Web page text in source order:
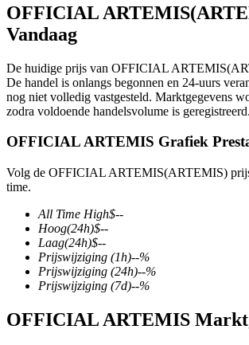
USDT-futures
Futures met USDT als onderpand
Cryptocurrency-futures
TradFi
OFFICIAL
Vandaag
De huidige prijs van OFFICIAL
De handel is onlangs begonnen en 24-uurs
nog niet volledig vastgesteld. Marktgegevens
zodra voldoende handelsvolume is geregistreerd.
OFFICIAL ARTEMIS Grafiek
Volg de OFFICIAL ARTEMIS(ARTEMIS)
time.
All Time High$--
Hoog(24h)$--
Laag(24h)$--
Prijswijziging (1h)--%
Prijswijziging (24h)--%
Prijswijziging (7d)--%
OFFICIAL ARTEMIS